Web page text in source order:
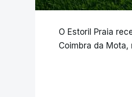
O Estoril Praia
Coimbra da